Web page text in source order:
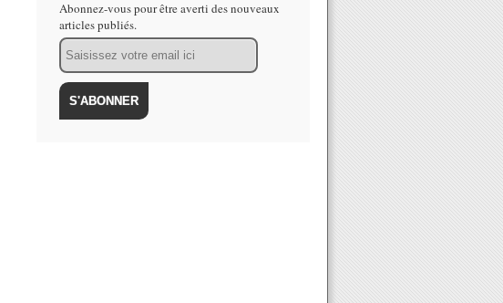
Abonnez-vous pour être averti des nouveaux
articles publiés.
Email